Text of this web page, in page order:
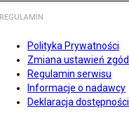
REGULAMIN
Polityka Prywatności
Zmiana ustawień zgód
Regulamin serwisu
Informacje o nadawcy
Deklaracja dostępności